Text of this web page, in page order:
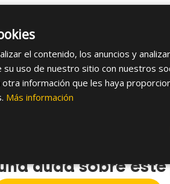
Acero
duda sobre
el contenido, los anuncios y
uso de nuestro sitio con nuestros
información que les haya
Más información